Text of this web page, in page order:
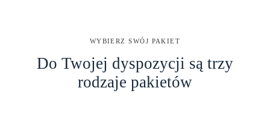
WYBIERZ SWÓJ PAKIET
Do Twojej dyspozycji są trzy
rodzaje pakietów